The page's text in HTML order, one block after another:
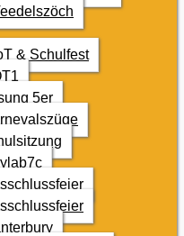
& Schulfest
5er